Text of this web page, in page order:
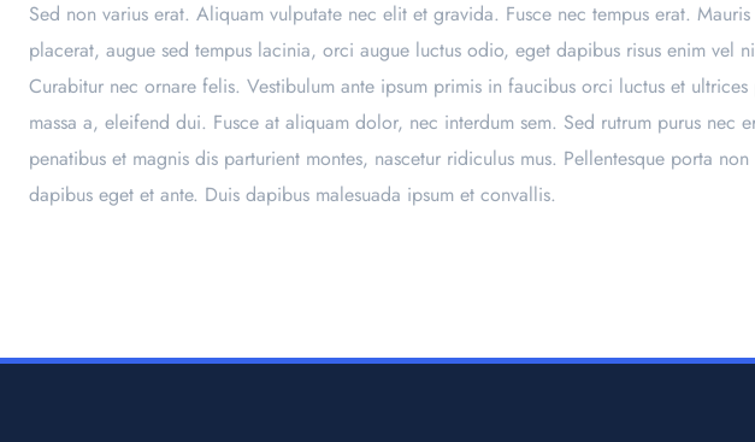
Sed non varius erat. Aliquam vulputate nec elit et gravida. Fusce nec tempus erat.
placerat, augue sed tempus lacinia, orci augue luctus odio, eget dapibus risus enim vel
Curabitur nec ornare felis. Vestibulum ante ipsum primis in faucibus orci luctus et
massa a, eleifend dui. Fusce at aliquam dolor, nec interdum sem. Sed rutrum purus
penatibus et magnis dis parturient montes, nascetur ridiculus mus. Pellentesque porta
dapibus eget et ante. Duis dapibus malesuada ipsum et convallis.